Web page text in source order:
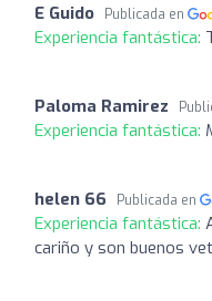
E Guido Publicada en
Experiencia fantástica:
Paloma Ramirez
Experiencia fantástica:
helen 66 Publicada en
Experiencia fantástica:
cariño y son buenos